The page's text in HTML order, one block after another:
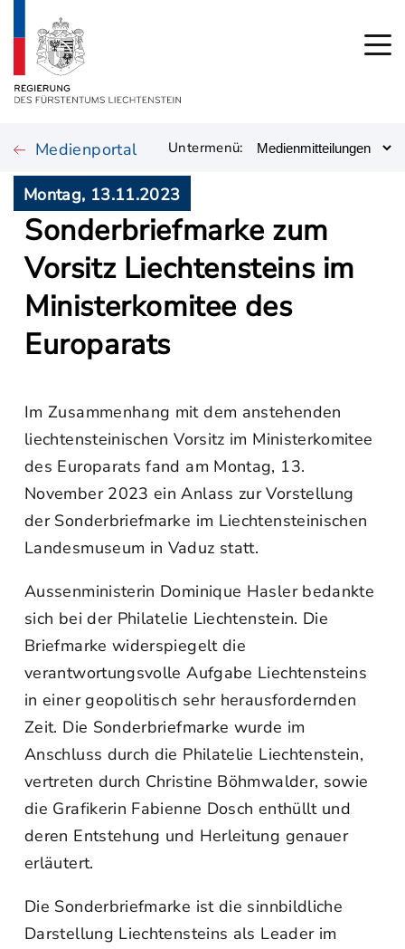
Medienportal Untermenü:
Montag, 13.11.2023
Sonderbriefmarke zum
Vorsitz Liechtensteins im
Ministerkomitee des
Europarats
Im Zusammenhang mit dem anstehenden
liechtensteinischen Vorsitz im Ministerkomitee
des Europarats fand am Montag, 13.
November 2023 ein Anlass zur Vorstellung
der Sonderbriefmarke im Liechtensteinischen
Landesmuseum in Vaduz statt.
Aussenministerin Dominique Hasler bedankte
sich bei der Philatelie Liechtenstein. Die
Briefmarke widerspiegelt die
verantwortungsvolle Aufgabe Liechtensteins
in einer geopolitisch sehr herausfordernden
Zeit. Die Sonderbriefmarke wurde im
Anschluss durch die Philatelie Liechtenstein,
vertreten durch Christine Böhmwalder, sowie
die Grafikerin Fabienne Dosch enthüllt und
deren Entstehung und Herleitung genauer
erläutert.
Die Sonderbriefmarke ist die sinnbildliche
Darstellung Liechtensteins als Leader im